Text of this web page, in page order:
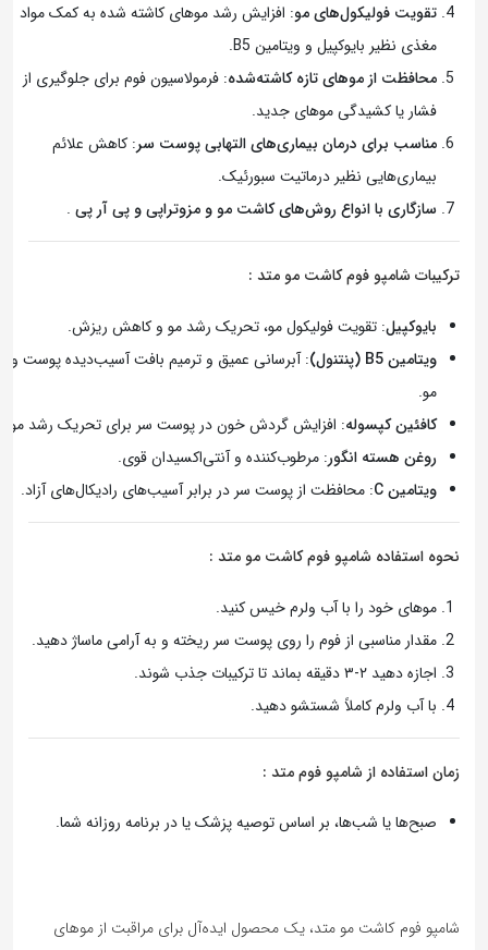
تقویت فولیکول‌های مو: افزایش رشد موهای کاشته شده به کمک مواد
مغذی نظیر بایوکپیل و ویتامین B5.
محافظت از موهای تازه کاشته‌شده: فرمولاسیون فوم برای جلوگیری از
فشار یا کشیدگی موهای جدید.
مناسب برای درمان بیماری‌های التهابی پوست سر: کاهش علائم
بیماری‌هایی نظیر درماتیت سبورئیک.
سازگاری با انواع روش‌های کاشت مو و مزوتراپی و پی آر پی .
ترکیبات شامپو فوم کاشت مو متد :
بایوکپیل: تقویت فولیکول مو، تحریک رشد مو و کاهش ریزش.
ویتامین B5 (پنتنول)
: آبرسانی عمیق و ترمیم بافت آسیب‌دیده پوست و
مو.
کافئین کپسوله: افزایش گردش خون در پوست سر برای تحریک رشد مو.
روغن هسته انگور: مرطوب‌کننده و آنتی‌اکسیدان قوی.
ویتامین C
: محافظت از پوست سر در برابر آسیب‌های رادیکال‌های آزاد.
نحوه استفاده شامپو فوم کاشت مو متد :
موهای خود را با آب ولرم خیس کنید.
مقدار مناسبی از فوم را روی پوست سر ریخته و به آرامی ماساژ دهید.
اجازه دهید ۲-۳ دقیقه بماند تا ترکیبات جذب شوند.
با آب ولرم کاملاً شستشو دهید.
زمان استفاده از شامپو فوم متد :
صبح‌ها یا شب‌ها، بر اساس توصیه پزشک یا در برنامه روزانه شما.
شامپو فوم کاشت مو متد، یک محصول ایده‌آل برای مراقبت از موهای